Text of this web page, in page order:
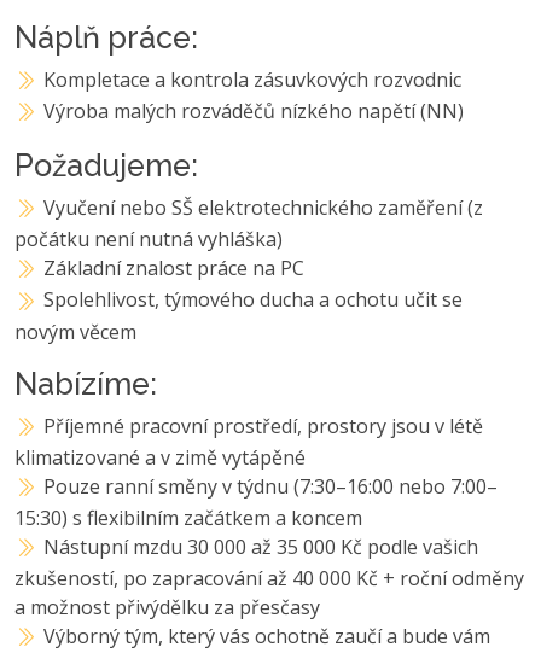
Náplň práce:
Kompletace a kontrola zásuvkových rozvodnic
Výroba malých rozváděčů nízkého napětí (NN)
Požadujeme:
Vyučení nebo SŠ elektrotechnického zaměření (z
počátku není nutná vyhláška)
Základní znalost práce na PC
Spolehlivost, týmového ducha a ochotu učit se
novým věcem
Nabízíme:
Příjemné pracovní prostředí, prostory jsou v létě
klimatizované a v zimě vytápěné
Pouze ranní směny v týdnu (7:30–16:00 nebo 7:00–
15:30) s flexibilním začátkem a koncem
Nástupní mzdu 30 000 až 35 000 Kč podle vašich
zkušeností, po zapracování až 40 000 Kč + roční odměny
a možnost přivýdělku za přesčasy
Výborný tým, který vás ochotně zaučí a bude vám